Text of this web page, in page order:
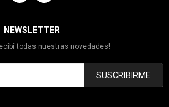
NEWSLETTER
todas nuestras novedades!
SUSCRIBIRME